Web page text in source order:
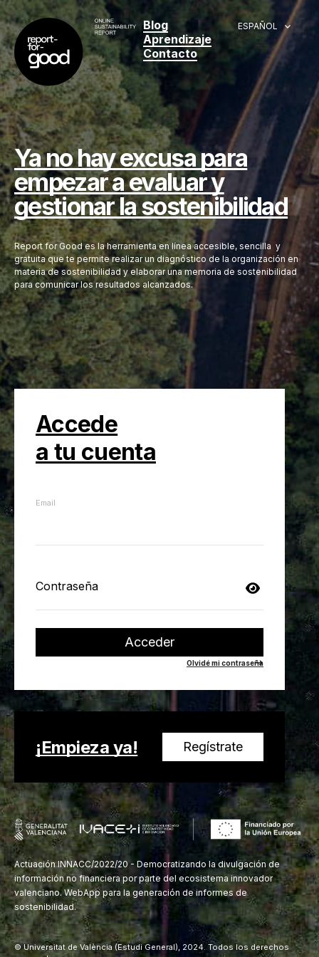
Blog
Aprendizaje
Contacto
ESPAÑOL
Ya no hay excusa para
empezar a evaluar y
gestionar la sostenibilidad
Report for Good es la herramienta en línea accesible, sencilla y
gratuita que te permite realizar un diagnóstico de la organización en
materia de sostenibilidad y elaborar una memoria de sostenibilidad
para comunicar los resultados alcanzados.
Accede
a tu cuenta
Email
Contraseña
Acceder
Olvidé mi contraseña
¡Empieza ya! Regístrate
Actuación INNACC/2022/20 - Democratizando la divulgación de
información no financiera por parte del ecosistema innovador
valenciano. WebApp para la generación de informes de
sostenibilidad.
© Universitat de València (Estudi General), 2024. Todos los derechos